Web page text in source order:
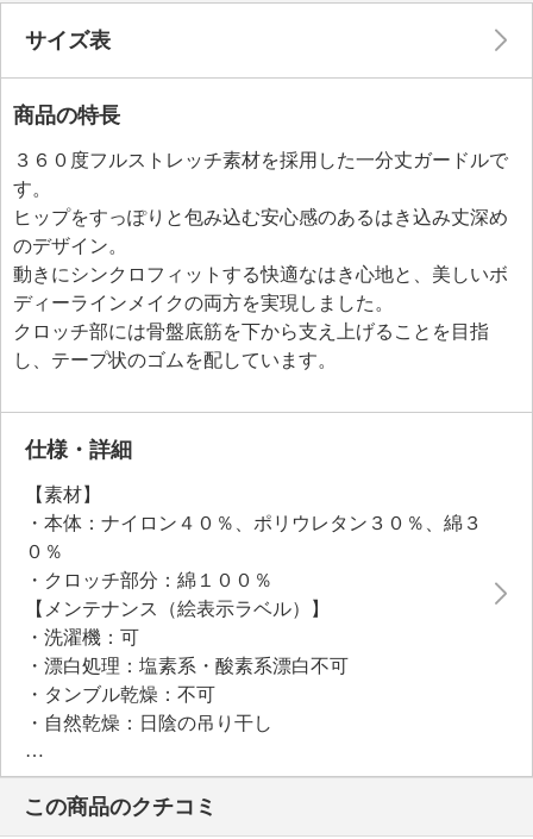
サイズ表
商品の特長
３６０度フルストレッチ素材を採用した一分丈ガードルで
す。
ヒップをすっぽりと包み込む安心感のあるはき込み丈深め
のデザイン。
動きにシンクロフィットする快適なはき心地と、美しいボ
ディーラインメイクの両方を実現しました。
クロッチ部には骨盤底筋を下から支え上げることを目指
し、テープ状のゴムを配しています。
仕様・詳細
【素材】
・本体：ナイロン４０％、ポリウレタン３０％、綿３
０％
・クロッチ部分：綿１００％
【メンテナンス（絵表示ラベル）】
・洗濯機：可
・漂白処理：塩素系・酸素系漂白不可
・タンブル乾燥：不可
・自然乾燥：日陰の吊り干し
・アイロン仕上げ：不可
【その他】
【個体差】
この商品のクチコミ